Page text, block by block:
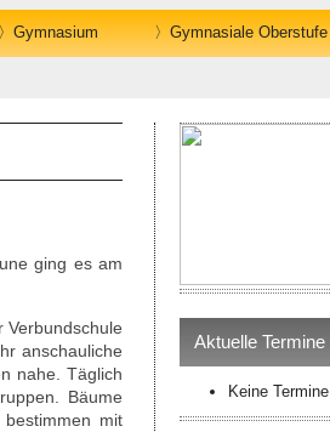
Gymnasium Gymnasiale Oberstufe
ging es am
anschauliche
nahe. Täglich
Bäume
mit
Aktuelle Termine
Keine Termine